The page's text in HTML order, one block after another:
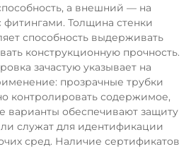
а внешний — на
фитингами. Толщина стенки
способность выдерживать
конструкционную прочность.
зачастую указывает на
прозрачные трубки
контролировать содержимое,
варианты обеспечивают защиту
служат для идентификации
сред. Наличие сертификатов